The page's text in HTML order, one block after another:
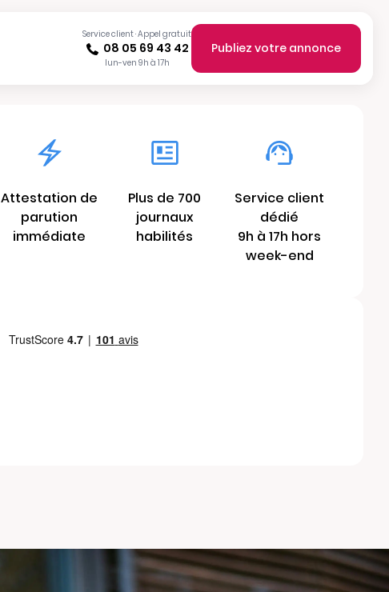
Service client · Appel gratuit
08 05 69 43 42
lun-ven 9h à 17h
Publiez votre annonce
Attestation de
parution
immédiate
Plus de 700
journaux
habilités
Service client
dédié
9h à 17h hors
week-end